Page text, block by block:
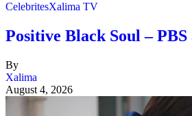
CelebritesXalima TV
Positive Black Soul – PBS
By
Xalima
August 4, 2026